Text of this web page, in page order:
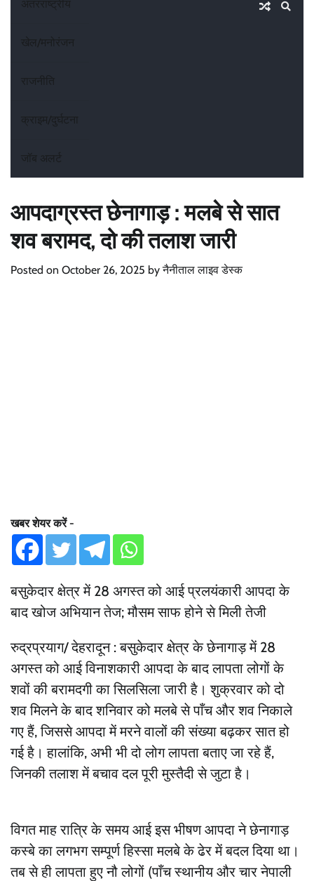
अंतरराष्ट्रीय
खेल/मनोरंजन
राजनीति
क्राइम/दुर्घटना
जॉब अलर्ट
आपदाग्रस्त छेनागाड़ : मलबे से सात
शव बरामद, दो की तलाश जारी
Posted on October 26, 2025 byनैनीताल लाइव डेस्क
खबर शेयर करें -
बसुकेदार क्षेत्र में 28 अगस्त को आई प्रलयंकारी आपदा के
बाद खोज अभियान तेज; मौसम साफ होने से मिली तेजी
रुद्रप्रयाग/ देहरादून : बसुकेदार क्षेत्र के छेनागाड़ में 28
अगस्त को आई विनाशकारी आपदा के बाद लापता लोगों के
शवों की बरामदगी का सिलसिला जारी है। शुक्रवार को दो
शव मिलने के बाद शनिवार को मलबे से पाँच और शव निकाले
गए हैं, जिससे आपदा में मरने वालों की संख्या बढ़कर सात हो
गई है। हालांकि, अभी भी दो लोग लापता बताए जा रहे हैं,
जिनकी तलाश में बचाव दल पूरी मुस्तैदी से जुटा है।
विगत माह रात्रि के समय आई इस भीषण आपदा ने छेनागाड़
कस्बे का लगभग सम्पूर्ण हिस्सा मलबे के ढेर में बदल दिया था।
तब से ही लापता हुए नौ लोगों (पाँच स्थानीय और चार नेपाली